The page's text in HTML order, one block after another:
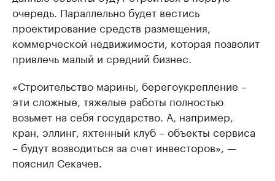
очередь. Параллельно будет вестись
проектирование средств размещения,
коммерческой недвижимости, которая позволит
привлечь малый и средний бизнес.
«Строительство марины, берегоукрепление –
эти сложные, тяжелые работы полностью
возьмет на себя государство. А, например,
кран, эллинг, яхтенный клуб – объекты сервиса
– будут возводиться за счет инвесторов», —
пояснил Секачев.